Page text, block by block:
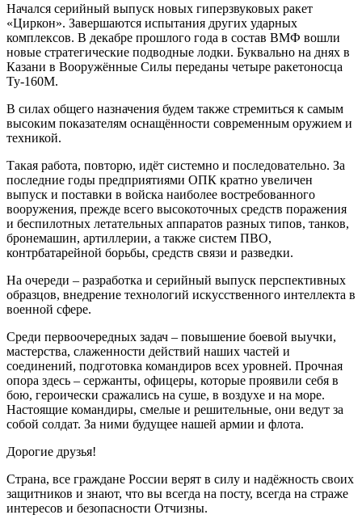
Начался серийный выпуск новых гиперзвуковых ракет
«Циркон». Завершаются испытания других ударных
комплексов. В декабре прошлого года в состав ВМФ вошли
новые стратегические подводные лодки. Буквально на днях в
Казани в Вооружённые Силы переданы четыре ракетоносца
Ту-160М.
В силах общего назначения будем также стремиться к самым
высоким показателям оснащённости современным оружием и
техникой.
Такая работа, повторю, идёт системно и последовательно. За
последние годы предприятиями ОПК кратно увеличен
выпуск и поставки в войска наиболее востребованного
вооружения, прежде всего высокоточных средств поражения
и беспилотных летательных аппаратов разных типов, танков,
бронемашин, артиллерии, а также систем ПВО,
контрбатарейной борьбы, средств связи и разведки.
На очереди – разработка и серийный выпуск перспективных
образцов, внедрение технологий искусственного интеллекта в
военной сфере.
Среди первоочередных задач – повышение боевой выучки,
мастерства, слаженности действий наших частей и
соединений, подготовка командиров всех уровней. Прочная
опора здесь – сержанты, офицеры, которые проявили себя в
бою, героически сражались на суше, в воздухе и на море.
Настоящие командиры, смелые и решительные, они ведут за
собой солдат. За ними будущее нашей армии и флота.
Дорогие друзья!
Страна, все граждане России верят в силу и надёжность своих
защитников и знают, что вы всегда на посту, всегда на страже
интересов и безопасности Отчизны.